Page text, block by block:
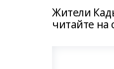
Жители
читайте на